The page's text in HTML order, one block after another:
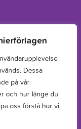
Dessa
på vår
och hur länge du
oss förstå hur vi